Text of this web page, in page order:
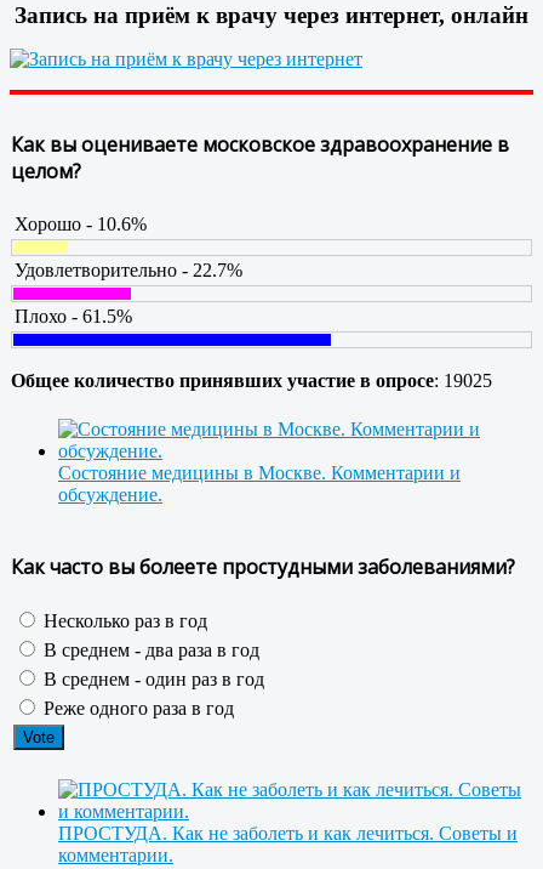
Запись на приём к врачу через интернет, онлайн
Как вы оцениваете московское здравоохранение в
целом?
Хорошо - 10.6%
Удовлетворительно - 22.7%
Плохо - 61.5%
Общее количество принявших участие в опросе: 19025
Состояние медицины в Москве. Комментарии и
обсуждение.
Как часто вы болеете простудными заболеваниями?
Несколько раз в год
В среднем - два раза в год
В среднем - один раз в год
Реже одного раза в год
ПРОСТУДА. Как не заболеть и как лечиться. Советы и
комментарии.